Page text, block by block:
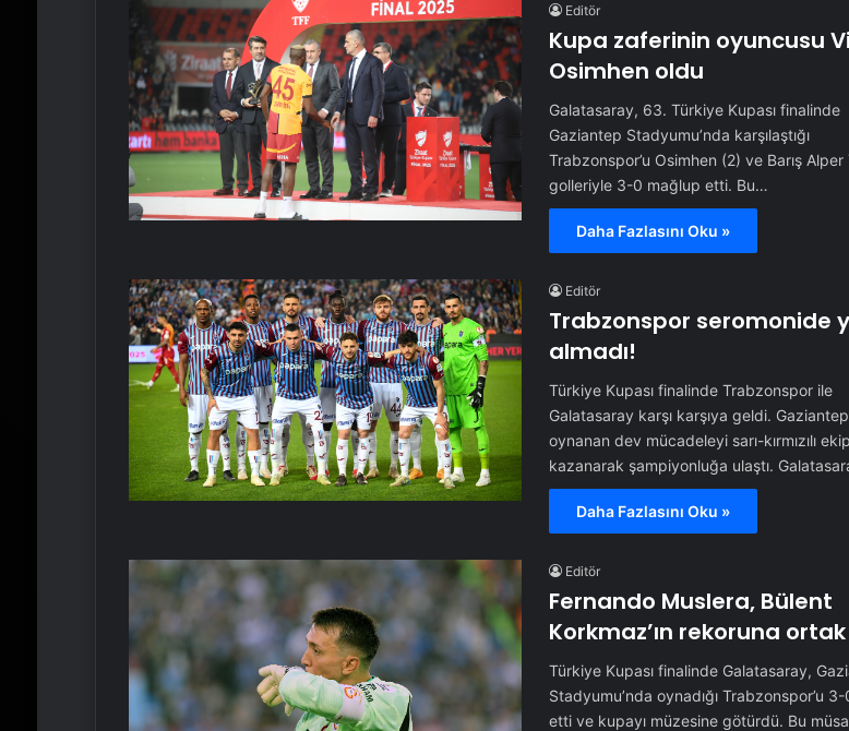
Editör
Kupa zaferinin oyuncusu
Osimhen oldu
Galatasaray, 63. Türkiye Kupası finalinde
Gaziantep Stadyumu’nda karşılaştığı
Trabzonspor’u Osimhen (2) ve Barış Alper
golleriyle 3-0 mağlup etti. Bu…
Daha Fazlasını Oku »
Editör
Trabzonspor seromonide
almadı!
Türkiye Kupası finalinde Trabzonspor ile
Galatasaray karşı karşıya geldi.
oynanan dev mücadeleyi sarı-kırmızılı
kazanarak şampiyonluğa ulaştı.
Daha Fazlasını Oku »
Editör
Fernando Muslera, Bülent
Korkmaz’ın rekoruna
Türkiye Kupası finalinde Galatasaray,
Stadyumu’nda oynadığı Trabzonspor’u
etti ve kupayı müzesine götürdü. Bu